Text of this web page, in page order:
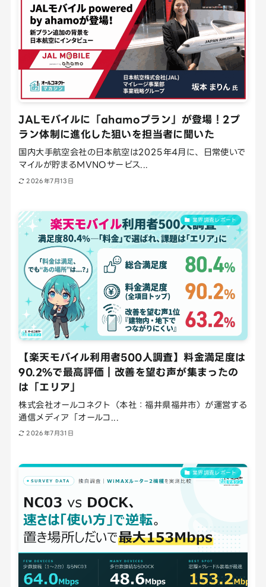
JALモバイルに「ahamoプラン」が登場！2プ
ラン体制に進化した狙いを担当者に聞いた
国内大手航空会社の日本航空は2025年4月に、日常使いで
マイルが貯まるMVNOサービス...
2026年7月13日
業界調査レポート
【楽天モバイル利用者500人調査】料金満足度は
90.2%で最高評価｜改善を望む声が集まったの
は「エリア」
株式会社オールコネクト（本社：福井県福井市）が運営する
通信メディア「オールコ...
2026年7月31日
業界調査レポート